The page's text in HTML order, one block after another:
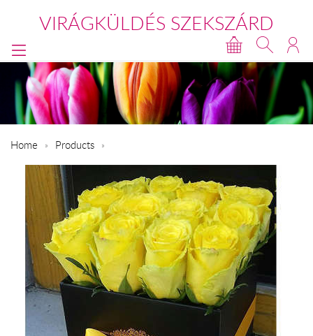
VIRÁGKÜLDÉS SZEKSZÁRD
Home Products